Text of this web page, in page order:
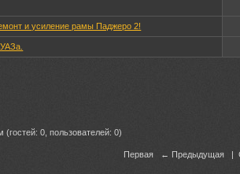
и усиление рамы Паджеро 2!
0, пользователей: 0)
Первая ← Предыдущая |